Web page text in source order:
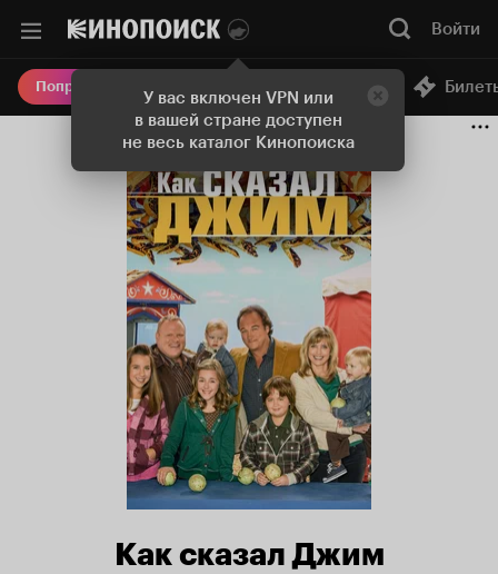
У вас включен VPN или
в вашей стране доступен
не весь каталог Кинопоиска
Войти
Попробовать Плюс Онлайн-кинотеатр
Как сказал Джим